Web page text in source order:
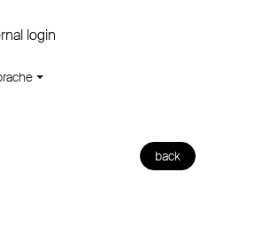
login
back